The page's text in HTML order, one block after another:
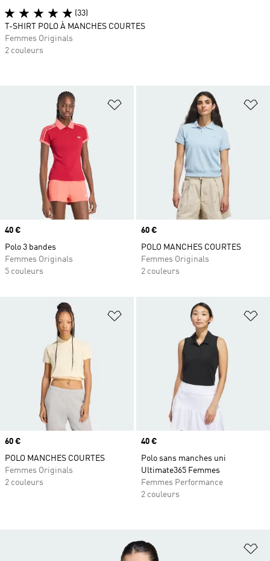
Ajouter à la Liste de produits
Prix
40 €
Polo 3 bandes
Femmes Originals
5 couleurs
Prix
60 €
POLO MANCHES COURTES
Femmes Originals
2 couleurs
Ajouter à la Liste de produits
Prix
60 €
POLO MANCHES COURTES
Femmes Originals
2 couleurs
Prix
40 €
Polo sans manches uni
Ultimate365 Femmes
Femmes Performance
2 couleurs
(33)
T-SHIRT POLO À MANCHES COURTES
Femmes Originals
2 couleurs